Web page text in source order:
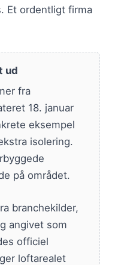
Et ordentligt firma
ud
fra
18. januar
eksempel
isolering.
på området.
branchekilder,
angivet som
officiel
loftarealet